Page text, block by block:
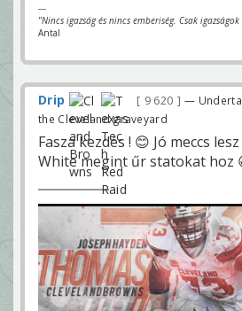
---
"Nincs igazság és nincs emberiség. Csak
Antal
Drip 9 620
—
the Cleveland graveyard
Fasza kezdés ! 😊 Jó meccs
White megint űr statokat hoz